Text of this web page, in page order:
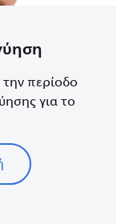
περίοδο
για το